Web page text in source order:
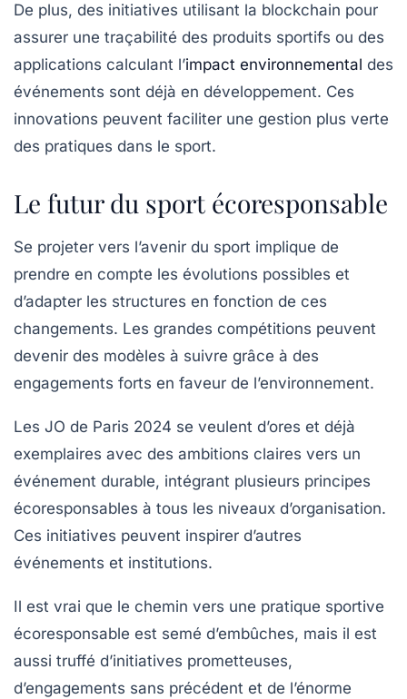
De plus, des initiatives utilisant la blockchain pour
assurer une traçabilité des produits sportifs ou des
applications calculant l’impact environnemental des
événements sont déjà en développement. Ces
innovations peuvent faciliter une gestion plus verte
des pratiques dans le sport.
Le futur du sport écoresponsable
Se projeter vers l’avenir du sport implique de
prendre en compte les évolutions possibles et
d’adapter les structures en fonction de ces
changements. Les grandes compétitions peuvent
devenir des modèles à suivre grâce à des
engagements forts en faveur de l’environnement.
Les JO de Paris 2024 se veulent d’ores et déjà
exemplaires avec des ambitions claires vers un
événement durable, intégrant plusieurs principes
écoresponsables à tous les niveaux d’organisation.
Ces initiatives peuvent inspirer d’autres
événements et institutions.
Il est vrai que le chemin vers une pratique sportive
écoresponsable est semé d’embûches, mais il est
aussi truffé d’initiatives prometteuses,
d’engagements sans précédent et de l’énorme